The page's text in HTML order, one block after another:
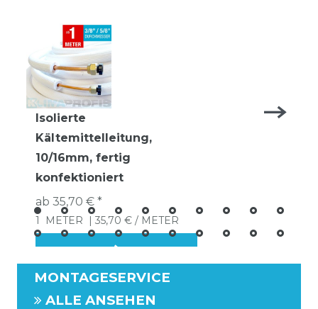
Isolierte
Kältemittelleitung,
10/16mm, fertig
konfektioniert
ab 35,70 € *
1 METER | 35,70 € / METER
MONTAGESERVICE
ALLE ANSEHEN